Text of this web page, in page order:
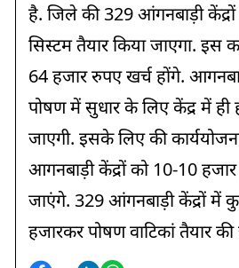
है. जिले की 329 आंगनबाड़ी केंद्रों
सिस्टम तैयार किया जाएगा. इस
64 हजार रुपए खर्च होंगे.
पोषण में सुधार के लिए केंद्र में ही
जाएगी. इसके लिए की
आगनबाड़ी केंद्रों को 10-10
जाएंगे. 329 आंगनबाड़ी केंद्रों में
हजारकर पोषण वाटिकां तैयार की